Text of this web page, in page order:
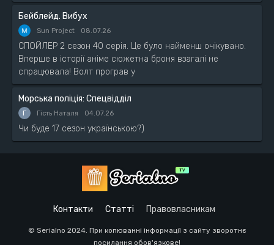
Бейблейд. Вибух
Sun Project 08.07.26
СПОЙЛЕР 2 сезон 40 серія. Це було найменш очікувано.
Вперше в історії аніме сюжетна броня взагалі не
спрацювала! Волт програв у
Морська поліція: Спецвідділ
Г Гість Наталя 04.07.26
Чи буде 17 сезон українською?)
Контакти Статті Правовласникам
© Serialno 2024. При копюванні інформації з сайту зворотнє
посилання обов'язкове!